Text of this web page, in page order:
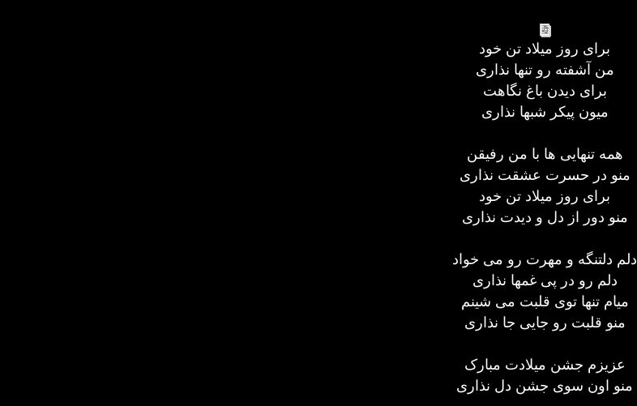
برای روز میلاد تن خود
من آشفته رو تنها نذاری
برای دیدن باغ نگاهت
میون پیکر شبها نذاری
همه تنهایی ها با من رفیقن
منو در حسرت عشقت نذاری
برای روز میلاد تن خود
منو دور از دل و دیدت نذاری
دلم دلتنگه و مهرت رو می خواد
دلم رو در پی غمها نذاری
میام تنها توی قلبت می شینم
منو قلبت رو جایی جا نذاری
عزیزم جشن میلادت مبارک
منو اون سوی جشن دل نذاری